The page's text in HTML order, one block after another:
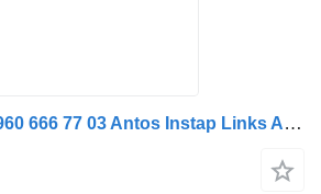
Mercedes-Benz A 960 666 77 03 Antos Instap Links A9606667703 treeplank voor vrachtwagen